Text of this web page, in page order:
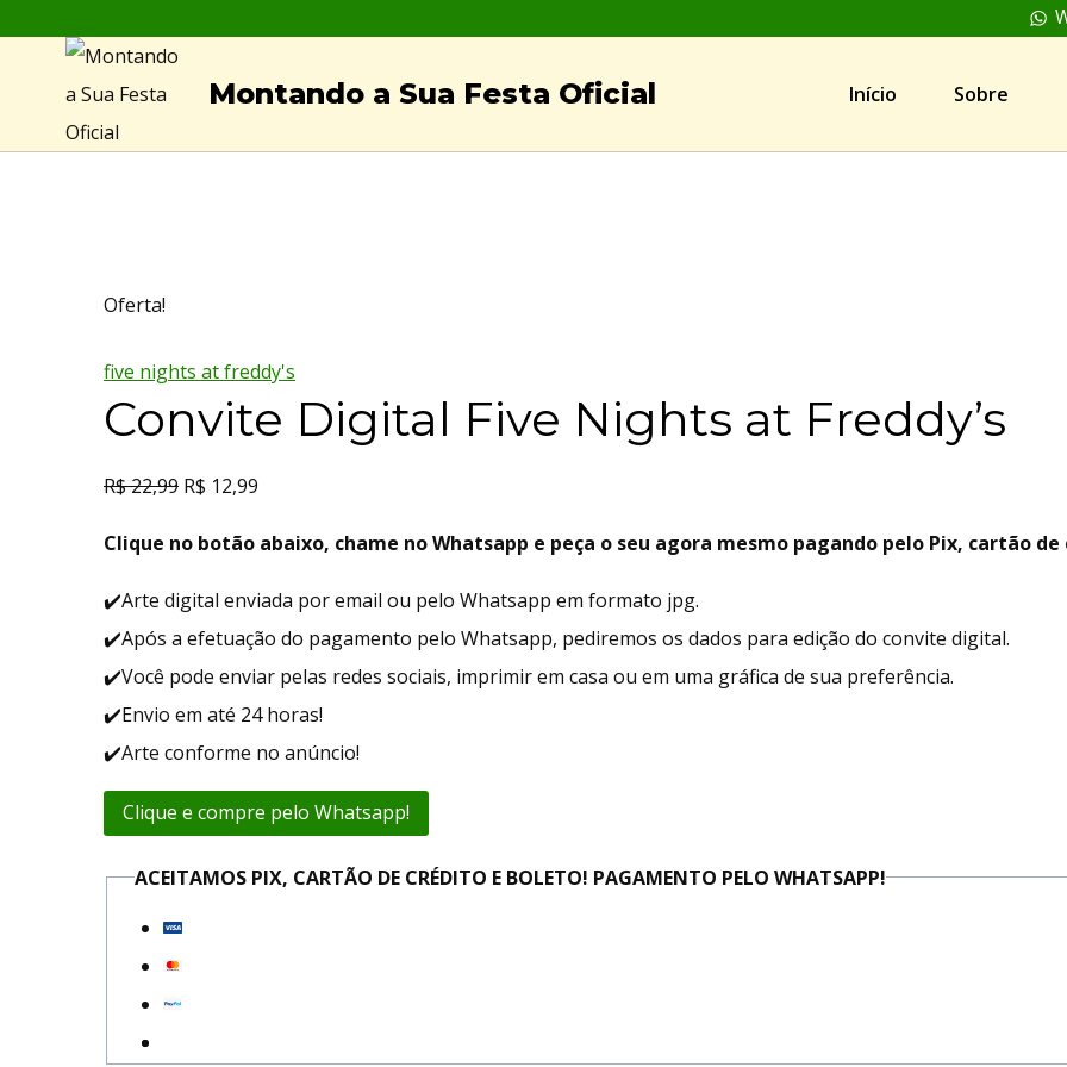
content
Montando a Sua Festa Oficial Início Sobre
Oferta!
five nights at freddy's
Convite Digital Five Nights at Freddy’s
R$22,99 R$ 12,99
Clique no botão abaixo, chame no Whatsapp e peça o seu agora mesmo pagando pelo Pix, cartão
✔️Arte digital enviada por email ou pelo Whatsapp em formato jpg.
✔️Após a efetuação do pagamento pelo Whatsapp, pediremos os dados para edição do convite digital.
✔️Você pode enviar pelas redes sociais, imprimir em casa ou em uma gráfica de sua preferência.
✔️Envio em até 24 horas!
✔️Arte conforme no anúncio!
Clique e compre pelo Whatsapp!
ACEITAMOS PIX, CARTÃO DE CRÉDITO E BOLETO! PAGAMENTO PELO WHATSAPP!